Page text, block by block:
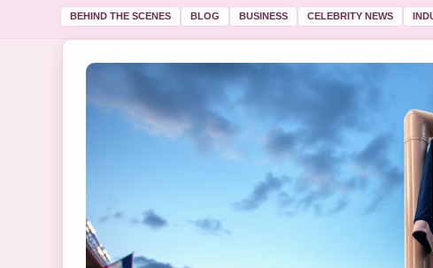
BEHIND THE SCENES BLOG BUSINESS CELEBRITY NEWS